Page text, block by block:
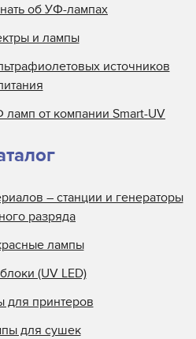
Andy
Box
Miltec
Objet
Energy
Philips
Primarc
об УФ-лампах
и лампы
источников
от компании Smart-UV
– станции и генераторы
разряда
лампы
(UV LED)
принтеров
для сушек